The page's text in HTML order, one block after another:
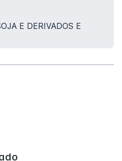
E DERIVADOS E